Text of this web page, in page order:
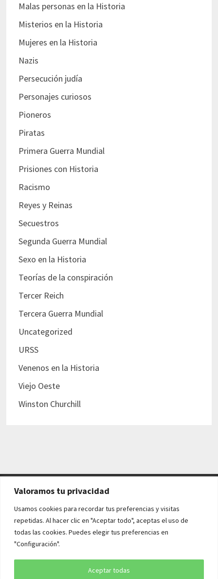
Valoramos tu privacidad
Usamos cookies para recordar tus preferencias y visitas
repetidas. Al hacer clic en "Aceptar todo", aceptas el uso de
todas las cookies. Puedes elegir tus preferencias en
"Configuración".
Aceptar todas
Malas personas en la Historia
Misterios en la Historia
Mujeres en la Historia
Nazis
Persecución judía
Personajes curiosos
Pioneros
Piratas
Primera Guerra Mundial
Prisiones con Historia
Racismo
Reyes y Reinas
Secuestros
Segunda Guerra Mundial
Sexo en la Historia
Teorías de la conspiración
Tercer Reich
Tercera Guerra Mundial
Uncategorized
URSS
Venenos en la Historia
Viejo Oeste
Winston Churchill
AVISO LEGAL Y POLÍTICAS
Aviso legal
Política de cookies